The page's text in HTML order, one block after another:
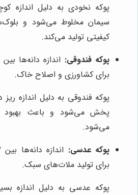
پوکه نخودی به دلیل اندازه
سیمان مخلوط می‌شود و
کیفیتی تولید می‌کند.
پوکه فندوقی:
برای کشاورزی و اصلاح خاک.
پوکه فندوقی به دلیل اندازه
پخش می‌شود و باعث
می‌شود.
پوکه عدسی:
برای تولید ملات‌های سبک.
پوکه عدسی به دلیل اندازه